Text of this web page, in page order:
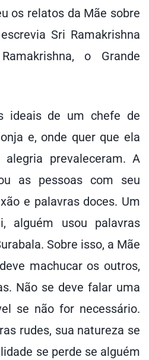
os relatos da Mãe sobre
Sri Ramakrishna
o Grande
ideais de um chefe de
e, onde quer que ela
prevaleceram. A
as pessoas com seu
e palavras doces. Um
alguém usou palavras
Sobre isso, a Mãe
machucar os outros,
Não se deve falar uma
se não for necessário.
rudes, sua natureza se
se perde se alguém